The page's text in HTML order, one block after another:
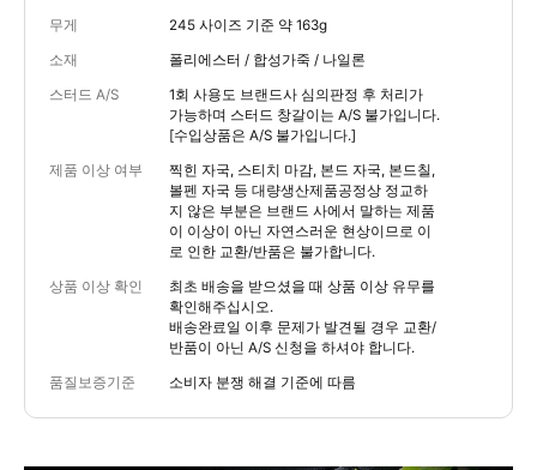
무게 245 사이즈 기준 약 163g
소재 폴리에스터 / 합성가죽 / 나일론
스터드 A/S
1회 사용도 브랜드사 심의판정 후 처리가
가능하며 스터드 창갈이는 A/S 불가입니다.
[수입상품은 A/S 불가입니다.]
제품 이상 여부
찍힌 자국, 스티치 마감, 본드 자국, 본드칠,
볼펜 자국 등 대량생산제품공정상 정교하
지 않은 부분은 브랜드 사에서 말하는 제품
이 이상이 아닌 자연스러운 현상이므로 이
로 인한 교환/반품은 불가합니다.
상품 이상 확인
최초 배송을 받으셨을 때 상품 이상 유무를
확인해주십시오.
배송완료일 이후 문제가 발견될 경우 교환/
반품이 아닌 A/S 신청을 하셔야 합니다.
품질보증기준 소비자 분쟁 해결 기준에 따름